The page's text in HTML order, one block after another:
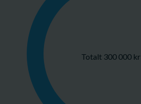
Totalt 300 000 kr